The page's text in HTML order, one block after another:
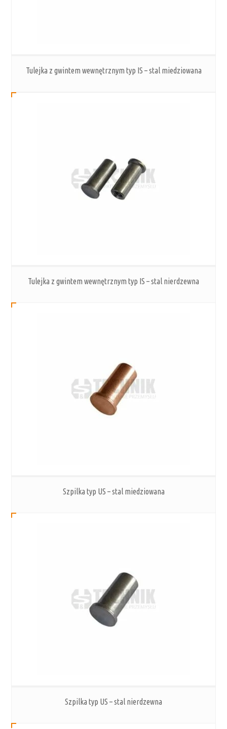
Tulejka z gwintem wewnętrznym typ IS – stal miedziowana
Tulejka z gwintem wewnętrznym typ IS – stal nierdzewna
Szpilka typ US – stal miedziowana
Szpilka typ US – stal nierdzewna